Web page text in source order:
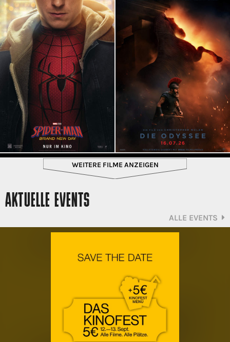
WEITERE FILME ANZEIGEN
AKTUELLE EVENTS
ALLE EVENTS